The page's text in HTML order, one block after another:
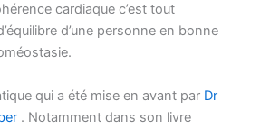
cardiaque c’est tout
d’une personne en bonne
qui a été mise en avant par Dr
. Notamment dans son livre